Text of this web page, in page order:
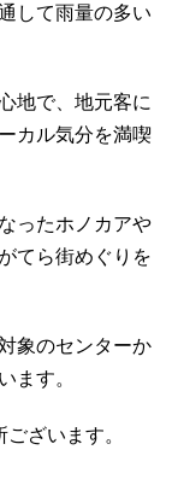
して雨量の多い
地で、地元客に
カル気分を満喫
ったホノカアや
てら街めぐりを
象のセンターか
ます。
ざいます。